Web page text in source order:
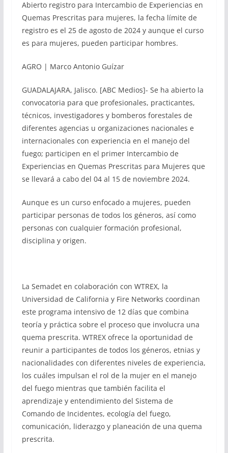
Abierto registro para Intercambio de Experiencias en
Quemas Prescritas para mujeres, la fecha límite de
registro es el 25 de agosto de 2024 y aunque el curso
es para mujeres, pueden participar hombres.
AGRO | Marco Antonio Guízar
GUADALAJARA, Jalisco. [ABC Medios]- Se ha abierto la
convocatoria para que profesionales, practicantes,
técnicos, investigadores y bomberos forestales de
diferentes agencias u organizaciones nacionales e
internacionales con experiencia en el manejo del
fuego; participen en el primer Intercambio de
Experiencias en Quemas Prescritas para Mujeres que
se llevará a cabo del 04 al 15 de noviembre 2024.
Aunque es un curso enfocado a mujeres, pueden
participar personas de todos los géneros, así como
personas con cualquier formación profesional,
disciplina y origen.
La Semadet en colaboración con WTREX, la
Universidad de California y Fire Networks coordinan
este programa intensivo de 12 días que combina
teoría y práctica sobre el proceso que involucra una
quema prescrita. WTREX ofrece la oportunidad de
reunir a participantes de todos los géneros, etnias y
nacionalidades con diferentes niveles de experiencia,
los cuáles impulsan el rol de la mujer en el manejo
del fuego mientras que también facilita el
aprendizaje y entendimiento del Sistema de
Comando de Incidentes, ecología del fuego,
comunicación, liderazgo y planeación de una quema
prescrita.